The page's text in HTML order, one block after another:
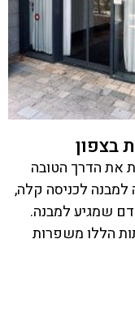
בצפון
את הדרך הטובה
למבנה לכניסה קלה,
שמגיע למבנה.
הללו משפרות